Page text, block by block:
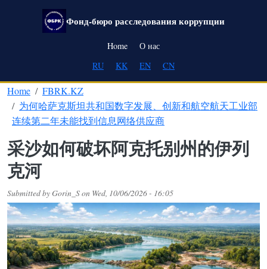
Skip to main content
Фонд-бюро расследования коррупции
Main navigation
Home
О нас
RU
KK EN CN
Home
FBRK.KZ
为何哈萨克斯坦共和国数字发展、创新和航空航天工业部
连续第二年未能找到信息网络供应商
采沙如何破坏阿克托别州的伊列
克河
Submitted byGorin_Son Wed, 10/06/2026 - 16:05